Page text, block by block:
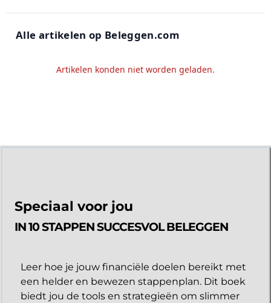
Alle artikelen op Beleggen.com
Artikelen konden niet worden geladen.
Speciaal voor jou
IN 10 STAPPEN SUCCESVOL BELEGGEN
Leer hoe je jouw financiële doelen bereikt met
een helder en bewezen stappenplan. Dit boek
biedt jou de tools en strategieën om slimmer